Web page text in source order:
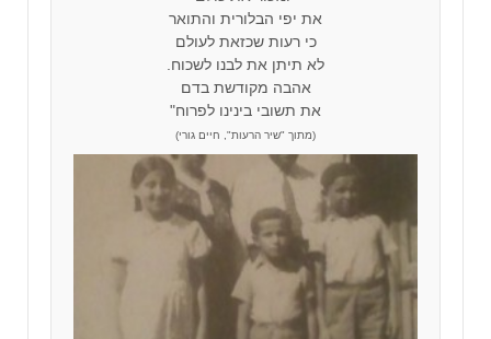
את יפי הבלורית והתואר
כי רעות שכזאת לעולם
לא תיתן את לבנו לשכוח.
אהבה מקודשת בדם
את תשובי בינינו לפרוח"
(מתוך "שיר הרעות", חיים גורי)